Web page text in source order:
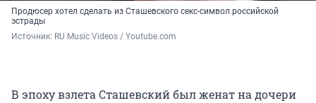
Продюсер хотел сделать из Сташевского секс-символ российской
эстрады
Источник: RU Music Videos / Youtube.com
В эпоху взлета Сташевский был женат на дочери